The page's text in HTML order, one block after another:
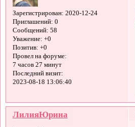
Зарегистрирован: 2020-12-24
Приглашений: 0
Сообщений: 58
Уважение: +0
Позитив: +0
Провел на форуме:
7 часов 27 минут
Последний визит:
2023-08-18 13:06:40
ЛилияЮрина